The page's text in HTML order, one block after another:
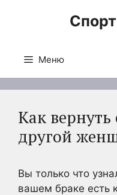
Меню
Как вернуть
другой
Вы только что
вашем браке есть